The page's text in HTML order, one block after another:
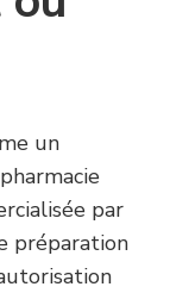
un
par
préparation